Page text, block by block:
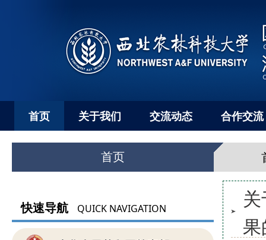
首页 关于我们 交流动态 合作交流
首页
快速导航 QUICK NAVIGATION
果